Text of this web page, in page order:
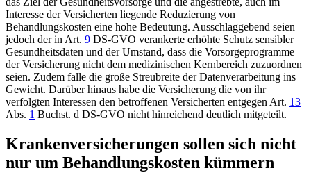
Interesse der Versicherten liegende Reduzierung von
Behandlungskosten eine hohe Bedeutung. Ausschlaggebend seien
jedoch der in Art. 9 DS-GVO verankerte erhöhte Schutz sensibler
Gesundheitsdaten und der Umstand, dass die Vorsorgeprogramme
der Versicherung nicht dem medizinischen Kernbereich zuzuordnen
seien. Zudem falle die große Streubreite der Datenverarbeitung ins
Gewicht. Darüber hinaus habe die Versicherung die von ihr
verfolgten Interessen den betroffenen Versicherten entgegen Art. 13
Abs. 1 Buchst. d DS-GVO nicht hinreichend deutlich mitgeteilt.
Krankenversicherungen sollen sich nicht
nur um Behandlungskosten kümmern